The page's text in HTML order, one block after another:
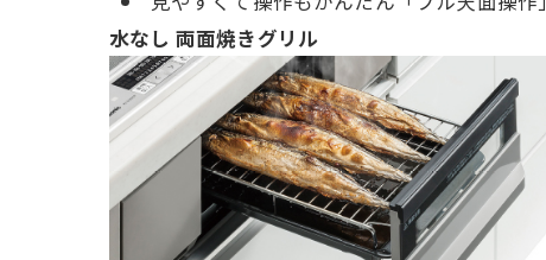
水なし 両面焼きグリル